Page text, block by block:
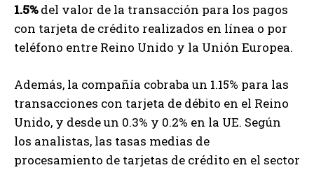
1.5%del valor de la transacción para los pagos
con tarjeta de crédito realizados en línea o por
teléfono entre Reino Unido y la Unión Europea.
Además, la compañía cobraba un 1.15% para las
transacciones con tarjeta de débito en el Reino
Unido, y desde un 0.3% y 0.2% en la UE. Según
los analistas, las tasas medias de
procesamiento de tarjetas de crédito en el sector